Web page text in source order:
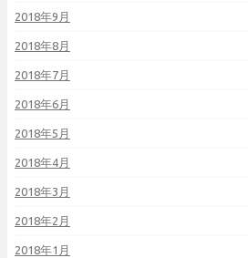
2018年9月
2018年8月
2018年7月
2018年6月
2018年5月
2018年4月
2018年3月
2018年2月
2018年1月